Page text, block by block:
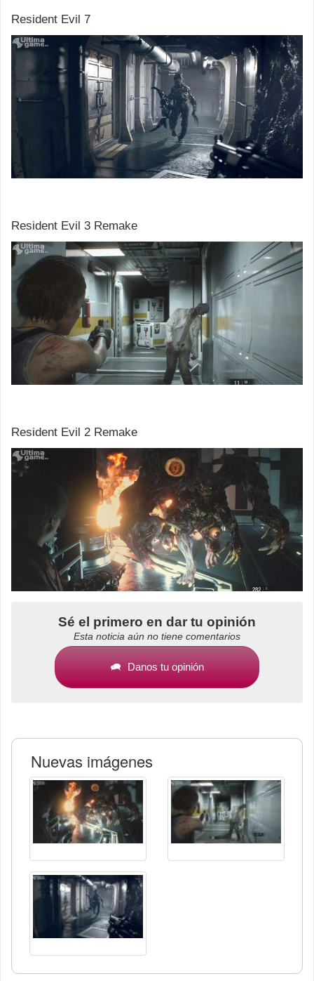
Resident Evil 7
Resident Evil 3 Remake
Resident Evil 2 Remake
Sé el primero en dar tu opinión
Esta noticia aún no tiene comentarios
Danos tu opinión
Nuevas imágenes